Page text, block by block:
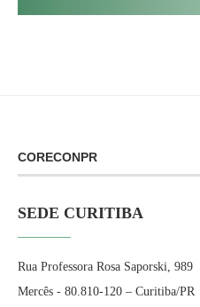
CORECONPR
SEDE CURITIBA
Rua Professora Rosa Saporski, 989
Mercês - 80.810-120 – Curitiba/PR